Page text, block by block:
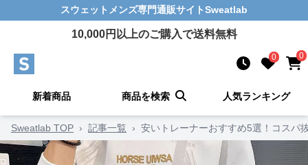
スウェットメンズ専門通販サイトSweatlab
10,000円以上のご購入で送料無料
0 0
新着商品 商品を検索 人気ランキング
Sweatlab TOP › 記事一覧 › 安いトレーナーおすすめ5選！コスパ